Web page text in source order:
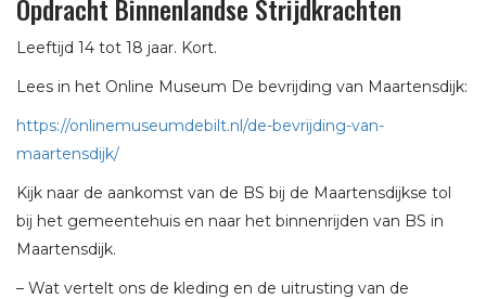
Opdracht Binnenlandse Strijdkrachten
Leeftijd 14 tot 18 jaar. Kort.
Lees in het Online Museum De bevrijding van Maartensdijk:
https://onlinemuseumdebilt.nl/de-bevrijding-van-
maartensdijk/
Kijk naar de aankomst van de BS bij de Maartensdijkse tol
bij het gemeentehuis en naar het binnenrijden van BS in
Maartensdijk.
– Wat vertelt ons de kleding en de uitrusting van de